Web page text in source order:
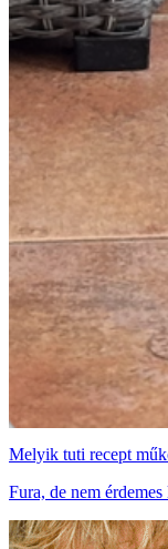
Melyik tuti recept
Fura, de nem